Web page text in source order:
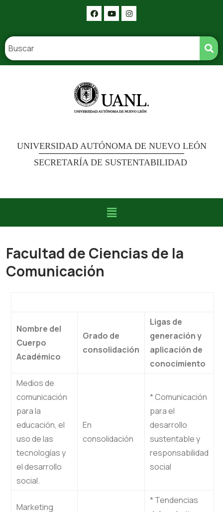
UNIVERSIDAD AUTÓNOMA DE NUEVO LEÓN
SECRETARÍA DE SUSTENTABILIDAD
Facultad de Ciencias de la
Comunicación
Nombre del
Cuerpo
Académico
Grado de
consolidación
Ligas de
generación y
aplicación de
conocimiento
Medios de
comunicación
para la
educación, el
uso de las
tecnologías y
el desarrollo
social.
En
consolidación
* Comunicación
para el
desarrollo
sustentable y
responsabilidad
social
Marketing
* Tendencias